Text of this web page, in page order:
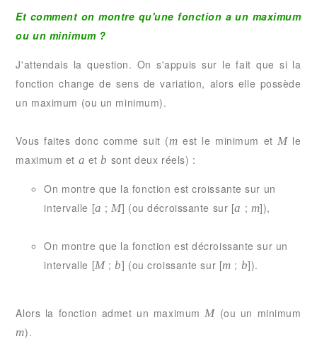
Et comment on montre qu'une fonction a un maximum
ou un minimum ?
J'attendais la question. On s'appuis sur le fait que si la
fonction change de sens de variation, alors elle possède
un maximum (ou un minimum).
Vous faites donc comme suit (m est le minimum et Mle
maximum et a etb sont deux réels) :
On montre que la fonction est croissante sur un
intervalle [a ; M] (ou décroissante sur [a ; m]),
On montre que la fonction est décroissante sur un
intervalle [M;b] (ou croissante sur [m ; b]).
Alors la fonction admet un maximum M(ou un minimum
m).